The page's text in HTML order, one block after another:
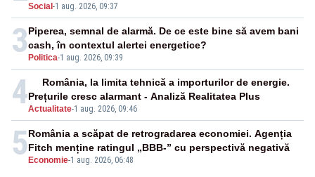
Social -1 aug. 2026, 09:37
3 Politica-1 aug. 2026, 09:39
Piperea, semnal de alarmă. De ce este bine să avem bani
cash, în contextul alertei energetice?
4Actualitate-1 aug. 2026, 09:46
România, la limita tehnică a importurilor de energie.
Prețurile cresc alarmant - Analiză Realitatea Plus
5 Economie-1 aug. 2026, 06:48
România a scăpat de retrogradarea economiei. Agenția
Fitch menține ratingul „BBB-” cu perspectivă negativă